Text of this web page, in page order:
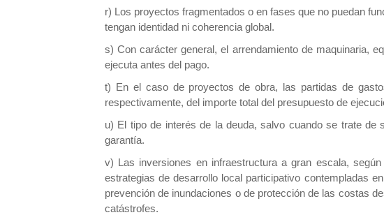
r) Los proyectos fragmentados o en fases que no puedan
tengan identidad ni coherencia global.
s) Con carácter general, el arrendamiento de maquinaria,
ejecuta antes del pago.
t) En el caso de proyectos de obra, las partidas de
respectivamente, del importe total del presupuesto de
u) El tipo de interés de la deuda, salvo cuando se trate
garantía.
v) Las inversiones en infraestructura a gran escala,
estrategias de desarrollo local participativo contempladas
prevención de inundaciones o de protección de las costas
catástrofes.